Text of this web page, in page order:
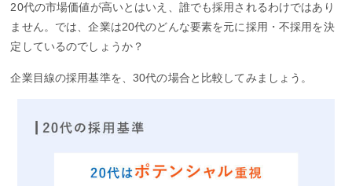
20代の市場価値が高いとはいえ、誰でも採用されるわけではあり
ません。では、企業は20代のどんな要素を元に採用・不採用を決
定しているのでしょうか？
企業目線の採用基準を、30代の場合と比較してみましょう。